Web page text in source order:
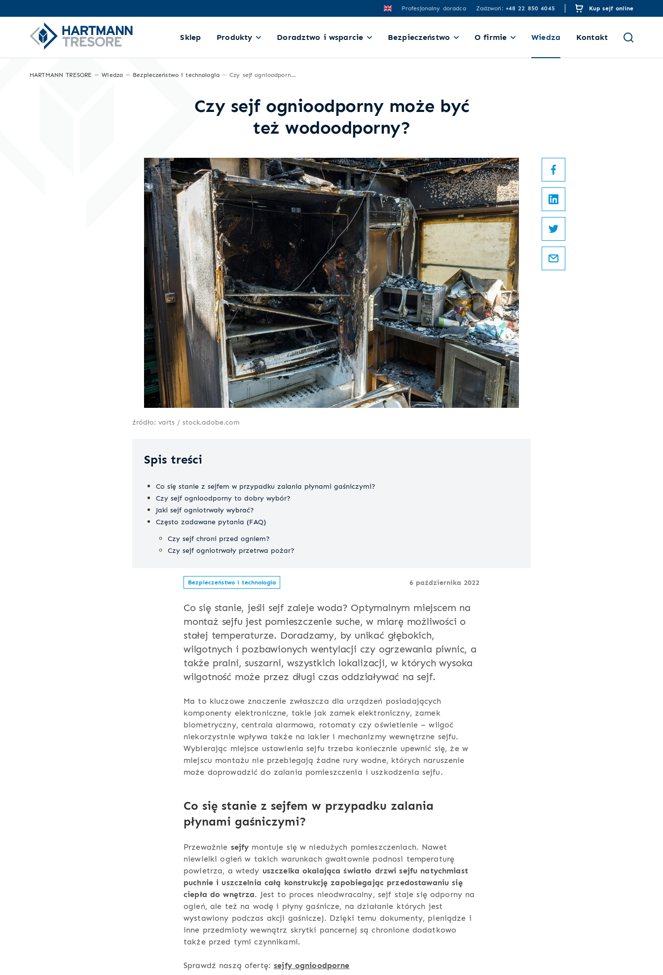
Profesjonalny doradca Zadzwoń: +48 22 850 4045 Kup sejf online
Sklep Produkty Doradztwo i wsparcie Bezpieczeństwo O firmie Wiedza Kontakt
HARTMANN TRESORE Wiedza Bezpieczeństwo i technologia Czy sejf ognioodporny może być też wodoodporny?
Czy sejf ognioodporny może być
też wodoodporny?
źródło: varts / stock.adobe.com
Spis treści
Co się stanie z sejfem w przypadku zalania płynami gaśniczymi?
Czy sejf ognioodporny to dobry wybór?
Jaki sejf ogniotrwały wybrać?
Często zadawane pytania (FAQ)
Czy sejf chroni przed ogniem?
Czy sejf ogniotrwały przetrwa pożar?
Bezpieczeństwo i technologia 6 października 2022
Co się stanie, jeśli sejf zaleje woda? Optymalnym miejscem na
montaż sejfu jest pomieszczenie suche, w miarę możliwości o
stałej temperaturze. Doradzamy, by unikać głębokich,
wilgotnych i pozbawionych wentylacji czy ogrzewania piwnic, a
także pralni, suszarni, wszystkich lokalizacji, w których wysoka
wilgotność może przez długi czas oddziaływać na sejf.
Ma to kluczowe znaczenie zwłaszcza dla urządzeń posiadających
komponenty elektroniczne, takie jak zamek elektroniczny, zamek
biometryczny, centrala alarmowa, rotomaty czy oświetlenie – wilgoć
niekorzystnie wpływa także na lakier i mechanizmy wewnętrzne sejfu.
Wybierając miejsce ustawienia sejfu trzeba koniecznie upewnić się, że w
miejscu montażu nie przebiegają żadne rury wodne, których naruszenie
może doprowadzić do zalania pomieszczenia i uszkodzenia sejfu.
Co się stanie z sejfem w przypadku zalania
płynami gaśniczymi?
Przeważnie sejfy montuje się w niedużych pomieszczeniach. Nawet
niewielki ogień w takich warunkach gwałtownie podnosi temperaturę
powietrza, a wtedy uszczelka okalająca światło drzwi sejfu natychmiast
puchnie i uszczelnia całą konstrukcję zapobiegając przedostawaniu się
ciepła do wnętrza. Jest to proces nieodwracalny, sejf staje się odporny na
ogień, ale też na wodę i płyny gaśnicze, na działanie których jest
wystawiony podczas akcji gaśniczej. Dzięki temu dokumenty, pieniądze i
inne przedmioty wewnątrz skrytki pancernej są chronione dodatkowo
także przed tymi czynnikami.
Sprawdź naszą ofertę:sejfy ognioodporne